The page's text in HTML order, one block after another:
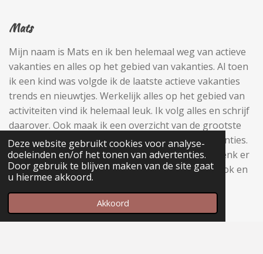
Deze website gebruikt cookies voor analyse-
doeleinden en/of het tonen van advertenties.
Door gebruik te blijven maken van de site gaat
u hiermee akkoord.
Akkoord
Mats
Mijn naam is Mats en ik ben helemaal weg van actieve
vakanties en alles op het gebied van vakanties. Al toen
ik een kind was volgde ik de laatste actieve vakanties
trends en nieuwtjes. Werkelijk alles op het gebied van
activiteiten vind ik helemaal leuk. Ik volg alles en schrijf
daarover. Ook maak ik een overzicht van de grootste
webshops die te maken hebben met actieve vakanties.
Alles ontdekken over mij en actieve vakanties? Denk er
ook aan om mij in de gaten te houden op Facebook en
houd ook mijn blog in de gaten.